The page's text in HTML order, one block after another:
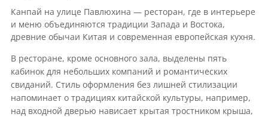
Канпай на улице Павлюхина — ресторан, где в интерьере
и меню объединяются традиции Запада и Востока,
древние обычаи Китая и современная европейская кухня.
В ресторане, кроме основного зала, выделены пять
кабинок для небольших компаний и романтических
свиданий. Стиль оформления без лишней стилизации
напоминает о традициях китайской культуры, например,
над входной дверью нависает крытая тростником крыша,